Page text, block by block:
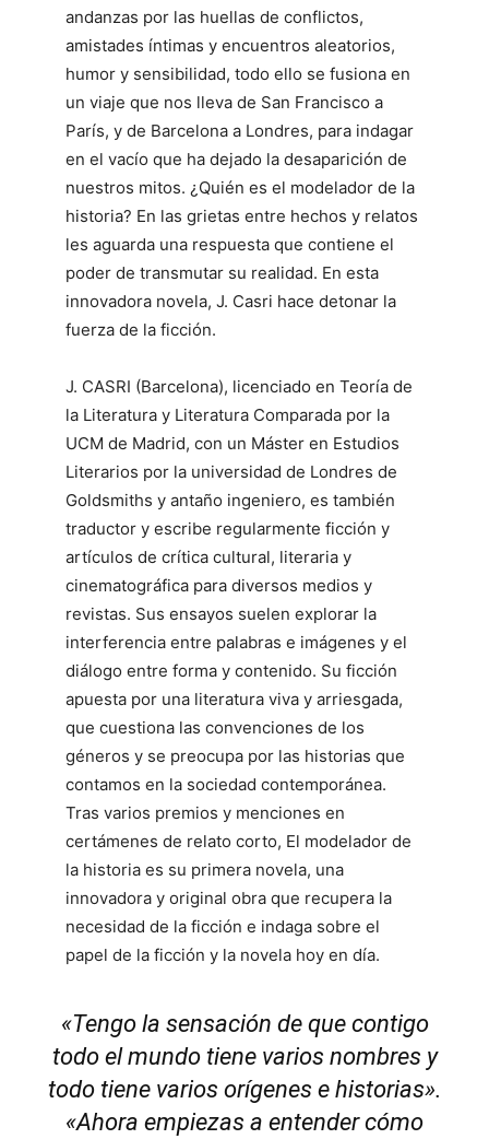
andanzas por las huellas de conflictos,
amistades íntimas y encuentros aleatorios,
humor y sensibilidad, todo ello se fusiona en
un viaje que nos lleva de San Francisco a
París, y de Barcelona a Londres, para indagar
en el vacío que ha dejado la desaparición de
nuestros mitos. ¿Quién es el modelador de la
historia? En las grietas entre hechos y relatos
les aguarda una respuesta que contiene el
poder de transmutar su realidad. En esta
innovadora novela, J. Casri hace detonar la
fuerza de la ficción.
J. CASRI (Barcelona), licenciado en Teoría de
la Literatura y Literatura Comparada por la
UCM de Madrid, con un Máster en Estudios
Literarios por la universidad de Londres de
Goldsmiths y antaño ingeniero, es también
traductor y escribe regularmente ficción y
artículos de crítica cultural, literaria y
cinematográfica para diversos medios y
revistas. Sus ensayos suelen explorar la
interferencia entre palabras e imágenes y el
diálogo entre forma y contenido. Su ficción
apuesta por una literatura viva y arriesgada,
que cuestiona las convenciones de los
géneros y se preocupa por las historias que
contamos en la sociedad contemporánea.
Tras varios premios y menciones en
certámenes de relato corto, El modelador de
la historia es su primera novela, una
innovadora y original obra que recupera la
necesidad de la ficción e indaga sobre el
papel de la ficción y la novela hoy en día.
«Tengo la sensación de que contigo
todo el mundo tiene varios nombres y
todo tiene varios orígenes e historias».
«Ahora empiezas a entender cómo